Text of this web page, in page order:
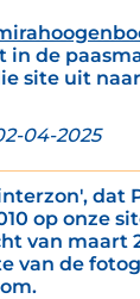
de
site uit
04-2025
dat
op onze
van maart
van de